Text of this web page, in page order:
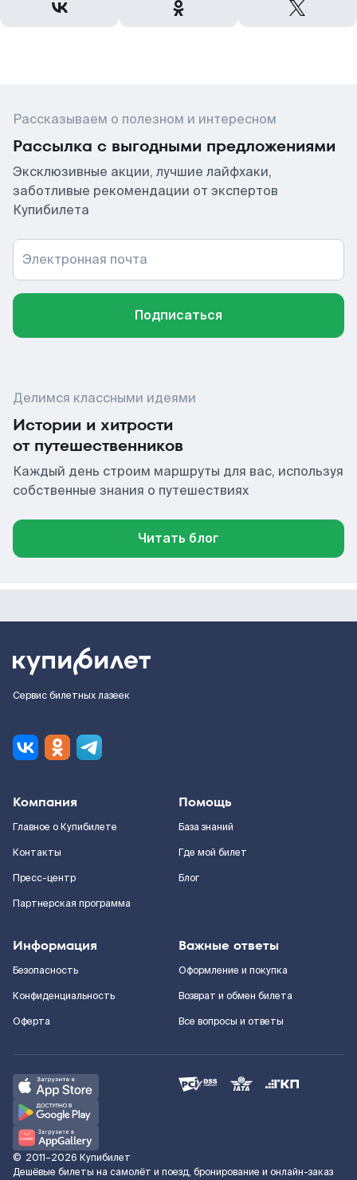
Рассказываем о полезном и интересном
Рассылка с выгодными предложениями
Эксклюзивные акции, лучшие лайфхаки,
заботливые рекомендации от экспертов
Купибилета
Электронная почта
Подписаться
Делимся классными идеями
Истории и хитрости
от путешественников
Каждый день строим маршруты для вас, используя
собственные знания о путешествиях
Читать блог
Сервис билетных лазеек
Компания
Главное о Купибилете
Контакты
Пресс-центр
Партнерская программа
Помощь
База знаний
Где мой билет
Блог
Информация
Безопасность
Конфиденциальность
Оферта
Важные ответы
Оформление и покупка
Возврат и обмен билета
Все вопросы и ответы
© 2011–2026 Купибилет
Дешёвые билеты на самолёт и поезд, бронирование и онлайн-заказ